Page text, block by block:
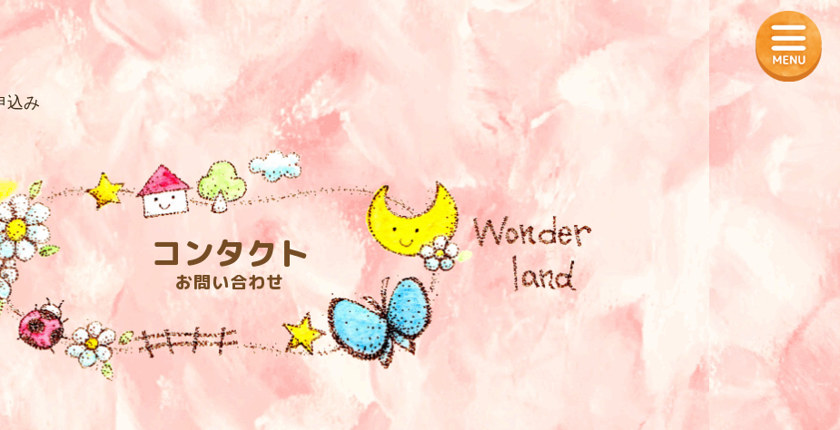
— Tamaʼs Wonderland —
ページ プロフィール
魔法の教室 各種商品の販売
込み
コンタクト
お問い合わせ